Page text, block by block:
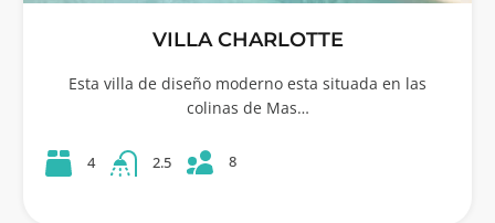
VILLA CHARLOTTE
Esta villa de diseño moderno esta situada en las
colinas de Mas…
4 2.5 8